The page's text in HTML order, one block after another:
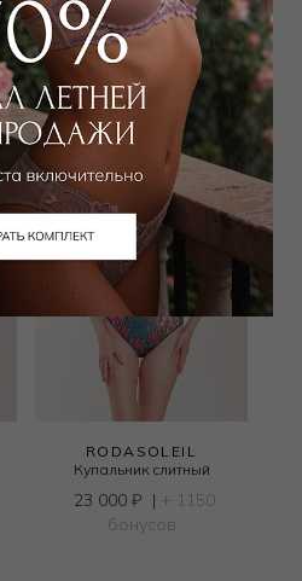
24 000 |+ 1200
бонусов
RODASOLEIL
Купальник слитный
23 000 ₽ | + 1150
бонусов